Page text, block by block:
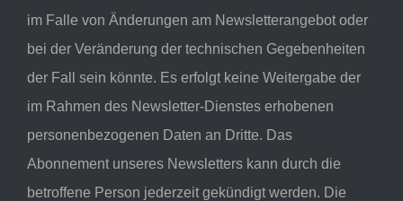
im Falle von Änderungen am Newsletterangebot oder
bei der Veränderung der technischen Gegebenheiten
der Fall sein könnte. Es erfolgt keine Weitergabe der
im Rahmen des Newsletter-Dienstes erhobenen
personenbezogenen Daten an Dritte. Das
Abonnement unseres Newsletters kann durch die
betroffene Person jederzeit gekündigt werden. Die